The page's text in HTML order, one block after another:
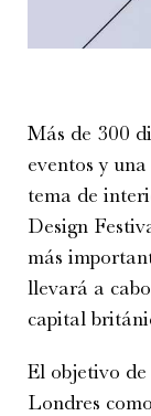
Más de 300
eventos y
tema de
Design
más
llevará a
capital
El objetivo de
Londres